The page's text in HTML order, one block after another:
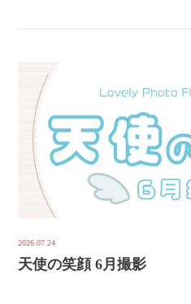
2026.07.24
天使の笑顔 6月撮影